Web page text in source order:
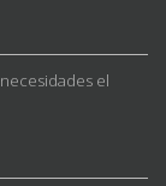
el